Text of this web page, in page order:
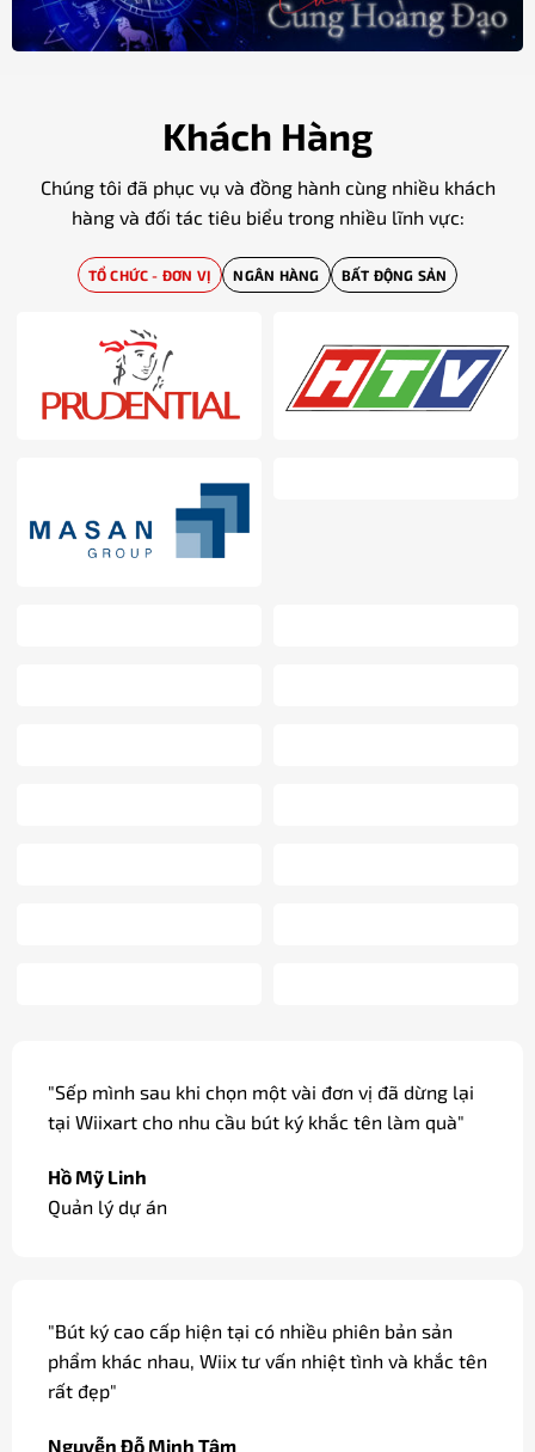
Khách Hàng
Chúng tôi đã phục vụ và đồng hành cùng nhiều khách
hàng và đối tác tiêu biểu trong nhiều lĩnh vực:
TỔ CHỨC - ĐƠN VỊ NGÂN HÀNG BẤT ĐỘNG SẢN
"Các dòng bút ký cao cấp được khắc tên miễn phí,
có gói quà và thắt nơ đẹp mắt, thích hợp làm quà
Đỗ Cao Duy
"Dòng bút ký tại Wiix có bản mạ vàng, ngòi vàng
18k sang trọng dùng làm quà biếu các đối tác của